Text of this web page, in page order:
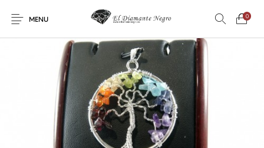
MENU
0
Novedades En oferta ! DECORACIÓN